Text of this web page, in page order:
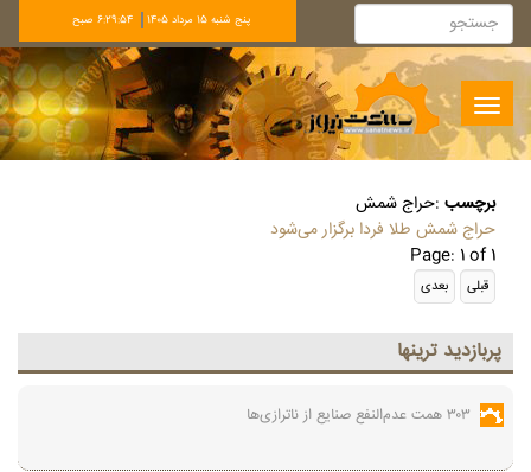
پنج شنبه 15 مرداد 1405 6:29:54 صبح
Toggle
navigation
برچسب :حراج شمش
حراج شمش طلا فردا برگزار می‌شود
Page: 1 of 1
پربازديد ترينها
۳۰۳ همت عدم‌النفع صنایع از ناترازی‌ها